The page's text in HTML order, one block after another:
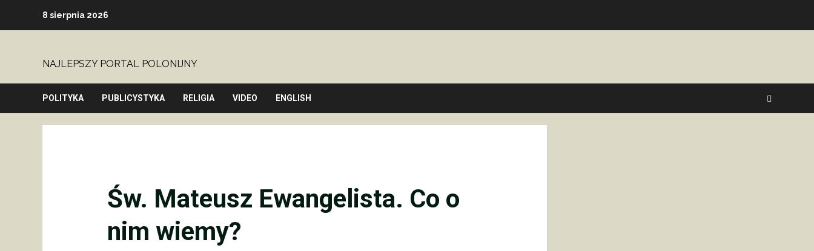
8 sierpnia 2026
NAJLEPSZY PORTAL POLONIJNY
POLITYKA PUBLICYSTYKA RELIGIA VIDEO ENGLISH
Św. Mateusz Ewangelista. Co o
nim wiemy?